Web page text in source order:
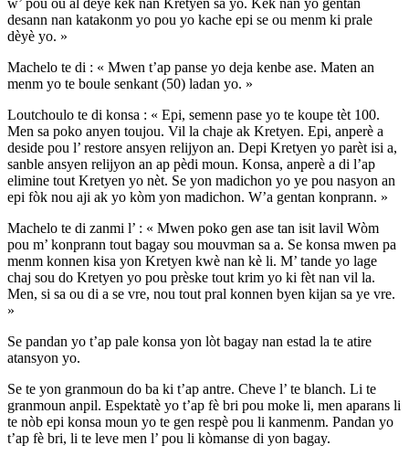
w’ pou ou al dèyè kèk nan Kretyen sa yo. Kèk nan yo gentan
desann nan katakonm yo pou yo kache epi se ou menm ki prale
dèyè yo. »
Machelo te di : « Mwen t’ap panse yo deja kenbe ase. Maten an
menm yo te boule senkant (50) ladan yo. »
Loutchoulo te di konsa : « Epi, semenn pase yo te koupe tèt 100.
Men sa poko anyen toujou. Vil la chaje ak Kretyen. Epi, anperè a
deside pou l’ restore ansyen relijyon an. Depi Kretyen yo parèt isi a,
sanble ansyen relijyon an ap pèdi moun. Konsa, anperè a di l’ap
elimine tout Kretyen yo nèt. Se yon madichon yo ye pou nasyon an
epi fòk nou aji ak yo kòm yon madichon. W’a gentan konprann. »
Machelo te di zanmi l’ : « Mwen poko gen ase tan isit lavil Wòm
pou m’ konprann tout bagay sou mouvman sa a. Se konsa mwen pa
menm konnen kisa yon Kretyen kwè nan kè li. M’ tande yo lage
chaj sou do Kretyen yo pou prèske tout krim yo ki fèt nan vil la.
Men, si sa ou di a se vre, nou tout pral konnen byen kijan sa ye vre.
»
Se pandan yo t’ap pale konsa yon lòt bagay nan estad la te atire
atansyon yo.
Se te yon granmoun do ba ki t’ap antre. Cheve l’ te blanch. Li te
granmoun anpil. Espektatè yo t’ap fè bri pou moke li, men aparans li
te nòb epi konsa moun yo te gen respè pou li kanmenm. Pandan yo
t’ap fè bri, li te leve men l’ pou li kòmanse di yon bagay.